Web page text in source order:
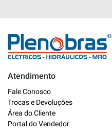
Atendimento
Fale Conosco
Trocas e Devoluções
Área do Cliente
Portal do Vendedor
Online
Bem vindo a Plenobras! Aqui
encontra toda a linha de